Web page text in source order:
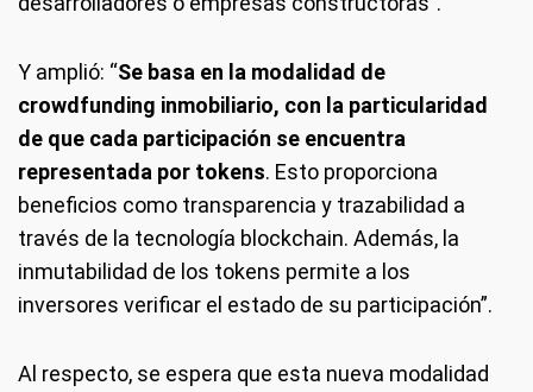
Y amplió: “Se basa en la modalidad de
crowdfunding inmobiliario, con la particularidad
de que cada participación se encuentra
representada por tokens. Esto proporciona
beneficios como transparencia y trazabilidad a
través de la tecnología blockchain. Además, la
inmutabilidad de los tokens permite a los
inversores verificar el estado de su participación”.
Al respecto, se espera que esta nueva modalidad